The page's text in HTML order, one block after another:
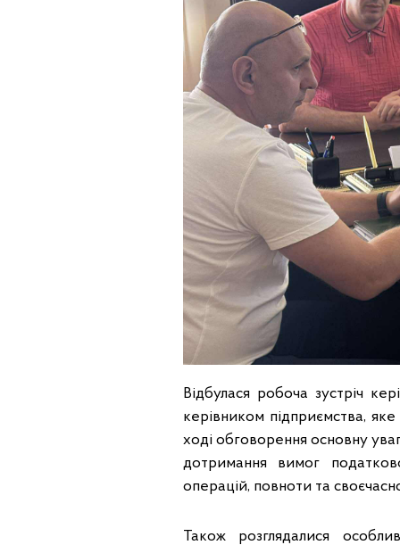
Відбулася робоча зустріч
керівником підприємства,
ході обговорення основну
дотримання вимог
операцій, повноти та
Також розглядалися